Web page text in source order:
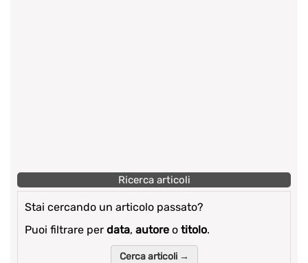
Ricerca articoli
Stai cercando un articolo passato?
Puoi filtrare per data, autore o titolo.
Cerca articoli →